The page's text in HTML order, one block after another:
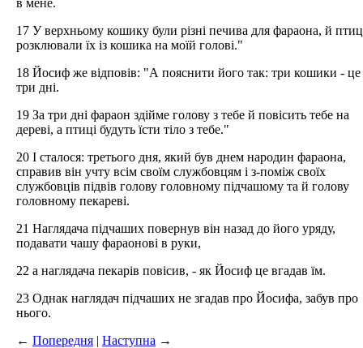
17 У верхньому кошику були різні печива для фараона, й
розклювали їх із кошика на моїй голові."
18 Йосиф же відповів: "А пояснити його так: три кошики - це
три дні.
19 За три дні фараон здійме голову з тебе й повісить тебе на
дереві, а птиці будуть їсти тіло з тебе."
20 І сталося: третього дня, який був днем народин фараона,
справив він учту всім своїм службовцям і з-поміж своїх
службовців підвів голову головному підчашому та й голову
головному пекареві.
21 Наглядача підчаших повернув він назад до його уряду,
подавати чашу фараонові в руки,
22 а наглядача пекарів повісив, - як Йосиф це вгадав їм.
23 Однак наглядач підчаших не згадав про Йосифа, забув про
нього.
← Попередня | Наступна →